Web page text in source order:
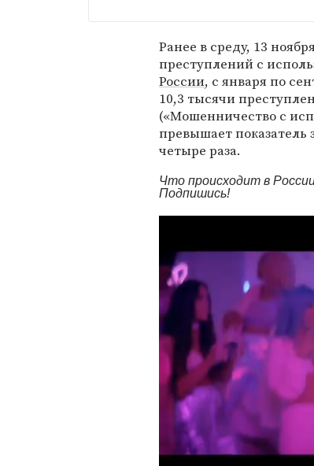
Ранее в среду, 13
преступлений с
России, с января по
10,3 тысячи
(«Мошенничество с
превышает показатель
четыре раза.
Что происходит в
Подпишись!